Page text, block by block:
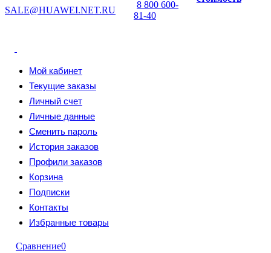
SALE@HUAWEI.NET.RU
8 800 600-
81-40
Мой кабинет
Текущие заказы
Личный счет
Личные данные
Сменить пароль
История заказов
Профили заказов
Корзина
Подписки
Контакты
Избранные товары
Сравнение0